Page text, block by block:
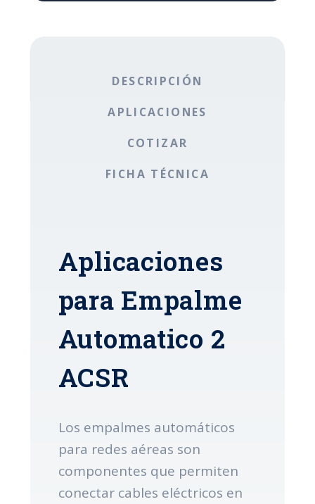
DESCRIPCIÓN
APLICACIONES
COTIZAR
FICHA TÉCNICA
Aplicaciones
para Empalme
Automatico 2
ACSR
Los empalmes automáticos
para redes aéreas son
componentes que permiten
conectar cables eléctricos en